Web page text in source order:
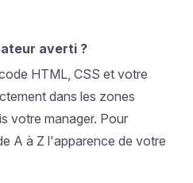
averti ?
HTML, CSS et votre
dans les zones
votre manager. Pour
A à Z l'apparence de votre